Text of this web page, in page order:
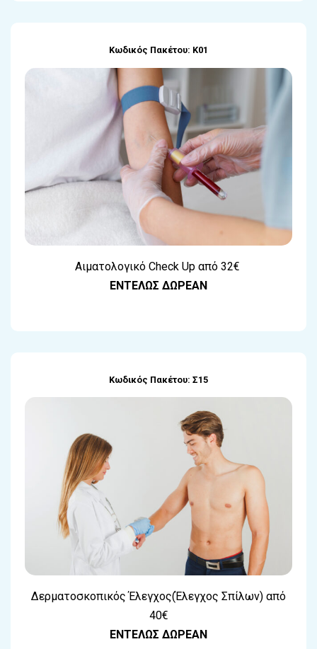
Κωδικός Πακέτου: K01
Αιματολογικό Check Up από 32€
ΕΝΤΕΛΩΣ ΔΩΡΕΑΝ
Κωδικός Πακέτου: Σ15
Δερματοσκοπικός Έλεγχος(Έλεγχος Σπίλων) από
40€
ΕΝΤΕΛΩΣ ΔΩΡΕΑΝ